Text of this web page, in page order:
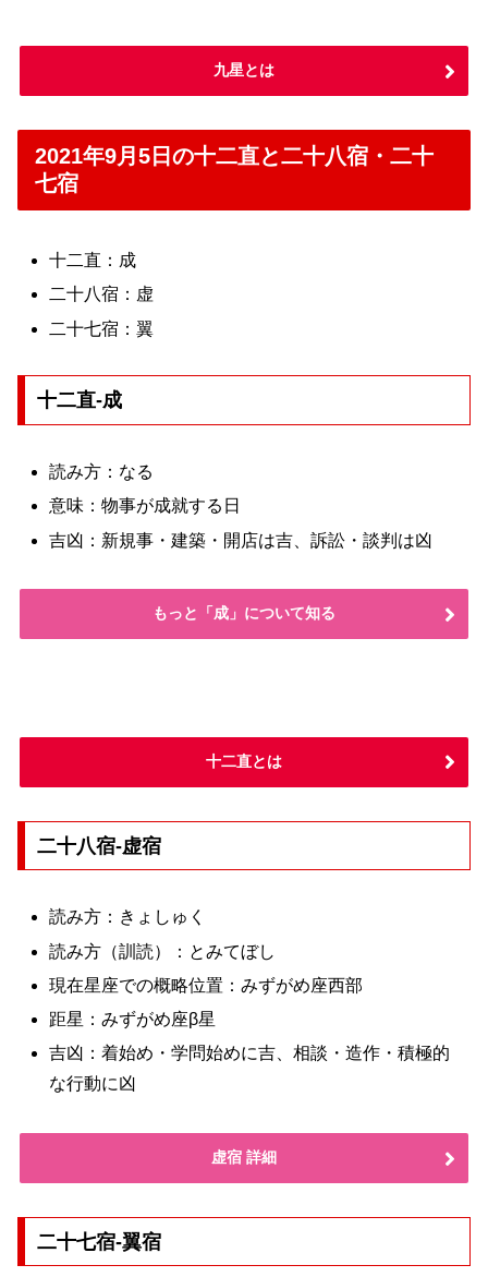
九星とは
2021年9月5日の十二直と二十八宿・二十
七宿
十二直：成
二十八宿：虚
二十七宿：翼
十二直-成
読み方：なる
意味：物事が成就する日
吉凶：新規事・建築・開店は吉、訴訟・談判は凶
もっと「成」について知る
十二直とは
二十八宿-虚宿
読み方：きょしゅく
読み方（訓読）：とみてぼし
現在星座での概略位置：みずがめ座西部
距星：みずがめ座β星
吉凶：着始め・学問始めに吉、相談・造作・積極的
な行動に凶
虚宿 詳細
二十七宿-翼宿